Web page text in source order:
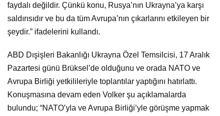
faydalı değildir. Çünkü konu, Rusya’nın Ukrayna’ya karşı
saldırısıdır ve bu da tüm Avrupa’nın çıkarlarını etkileyen bir
şeydir.” ifadelerini kullandı.
ABD Dışişleri Bakanlığı Ukrayna Özel Temsilcisi, 17 Aralık
Pazartesi günü Brüksel’de olduğunu ve orada NATO ve
Avrupa Birliği yetkilileriyle toplantılar yaptığını hatırlattı.
Konuşmasına devam eden Volker şu açıklamalarda
bulundu; “NATO’yla ve Avrupa Birliği’yle görüşme yapmak